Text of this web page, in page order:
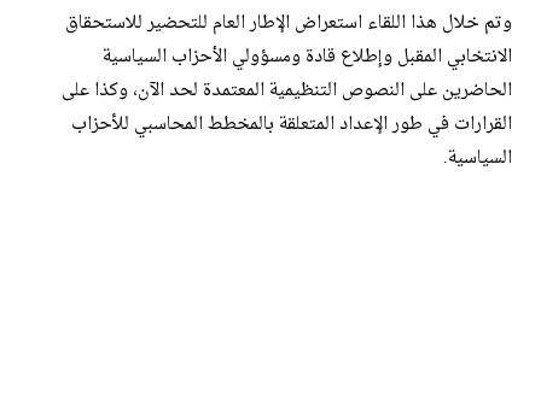
وتم خلال هذا اللقاء استعراض الإطار العام للتحضير للاستحقاق
الانتخابي المقبل وإطلاع قادة ومسؤولي الأحزاب السياسية
الحاضرين على النصوص التنظيمية المعتمدة لحد الآن، وكذا على
القرارات في طور الإعداد المتعلقة بالمخطط المحاسبي للأحزاب
السياسية.